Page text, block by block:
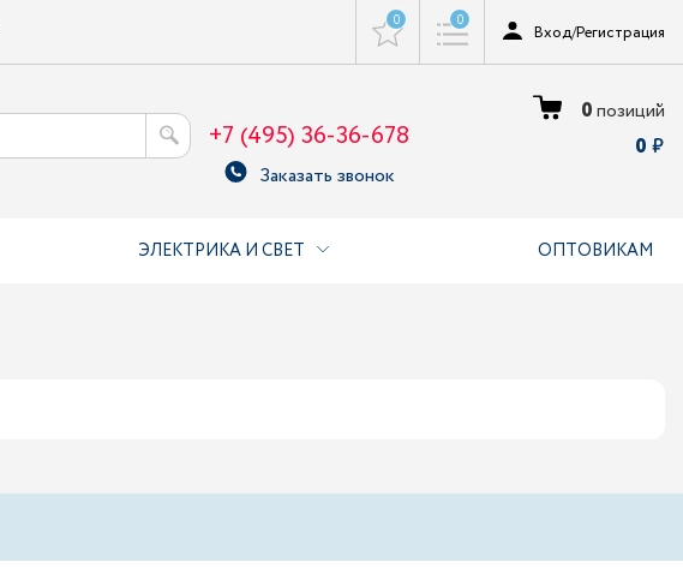
0 0
Вход/Регистрация
+7 (495) 36-36-678
Заказать звонок
0позиций
0
ЭЛЕКТРИКА И СВЕТ ОПТОВИКАМ